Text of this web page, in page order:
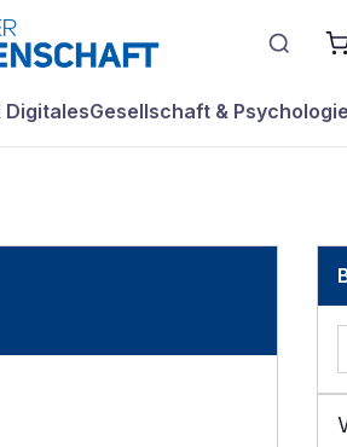
DigitalesGesellschaft & Psychologie